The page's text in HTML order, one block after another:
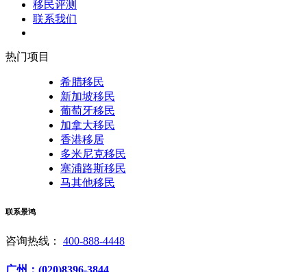
移民评测
联系我们
热门项目
希腊移民
新加坡移民
葡萄牙移民
加拿大移民
香港移居
多米尼克移民
塞浦路斯移民
马其他移民
联系景鸿
咨询热线： 400-888-4448